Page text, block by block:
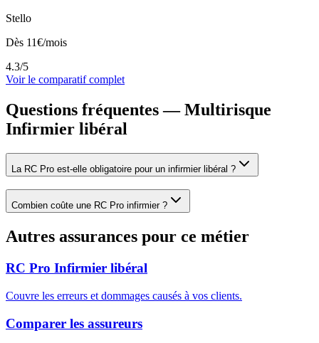
Stello
Dès 11€/mois
4.3/5
Voir le comparatif complet
Questions fréquentes — Multirisque
Infirmier libéral
La RC Pro est-elle obligatoire pour un infirmier libéral ?
Combien coûte une RC Pro infirmier ?
Autres assurances pour ce métier
RC Pro Infirmier libéral
Couvre les erreurs et dommages causés à vos clients.
Comparer les assureurs